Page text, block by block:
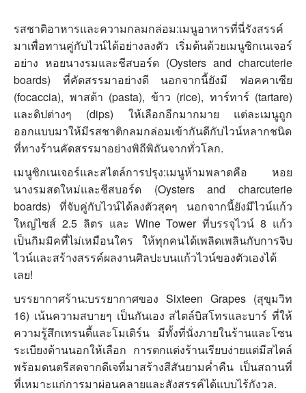
รสชาติอาหารและความกลมกล่อม:เมนูอาหารที่นี่รังสรรค์
มาเพื่อทานคู่กับไวน์ได้อย่างลงตัว เริ่มต้นด้วยเมนูซิกเนเจอร์
อย่าง หอยนางรมและชีสบอร์ด (Oysters and charcuterie
boards) ที่คัดสรรมาอย่างดี นอกจากนี้ยังมี ฟอคคาเซีย
(focaccia), พาสต้า (pasta), ข้าว (rice), ทาร์ทาร์ (tartare)
และดิปต่างๆ (dips) ให้เลือกอีกมากมาย แต่ละเมนูถูก
ออกแบบมาให้มีรสชาติกลมกล่อมเข้ากันดีกับไวน์หลากชนิด
ที่ทางร้านคัดสรรมาอย่างพิถีพิถันจากทั่วโลก.
เมนูซิกเนเจอร์และสไตล์การปรุง:เมนูห้ามพลาดคือ หอย
นางรมสดใหม่และชีสบอร์ด (Oysters and charcuterie
boards) ที่จับคู่กับไวน์ได้ลงตัวสุดๆ นอกจากนี้ยังมีไวน์แก้ว
ใหญ่ไซส์ 2.5 ลิตร และ Wine Tower ที่บรรจุไวน์ 8 แก้ว
เป็นกิมมิคที่ไม่เหมือนใคร ให้ทุกคนได้เพลิดเพลินกับการจิบ
ไวน์และสร้างสรรค์ผลงานศิลปะบนแก้วไวน์ของตัวเองได้
เลย!
บรรยากาศร้าน:บรรยากาศของ Sixteen Grapes (สุขุมวิท
16) เน้นความสบายๆ เป็นกันเอง สไตล์บิสโทรและบาร์ ที่ให้
ความรู้สึกเทรนดี้และโมเดิร์น มีทั้งที่นั่งภายในร้านและโซน
ระเบียงด้านนอกให้เลือก การตกแต่งร้านเรียบง่ายแต่มีสไตล์
พร้อมดนตรีสดจากดีเจที่มาสร้างสีสันยามค่ำคืน เป็นสถานที่
ที่เหมาะแก่การมาผ่อนคลายและสังสรรค์ได้แบบไร้กังวล.